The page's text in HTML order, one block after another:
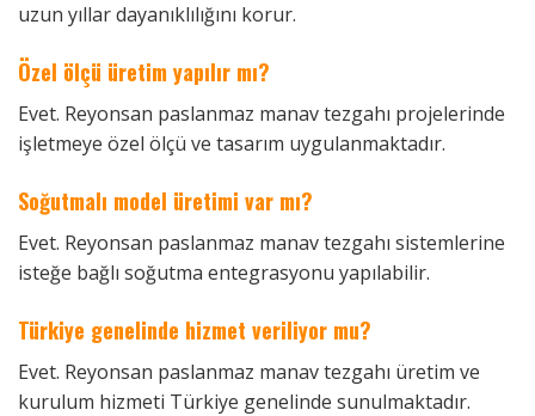
uzun yıllar dayanıklılığını korur.
Özel ölçü üretim yapılır mı?
Evet. Reyonsan paslanmaz manav tezgahı projelerinde
işletmeye özel ölçü ve tasarım uygulanmaktadır.
Soğutmalı model üretimi var mı?
Evet. Reyonsan paslanmaz manav tezgahı sistemlerine
isteğe bağlı soğutma entegrasyonu yapılabilir.
Türkiye genelinde hizmet veriliyor mu?
Evet. Reyonsan paslanmaz manav tezgahı üretim ve
kurulum hizmeti Türkiye genelinde sunulmaktadır.